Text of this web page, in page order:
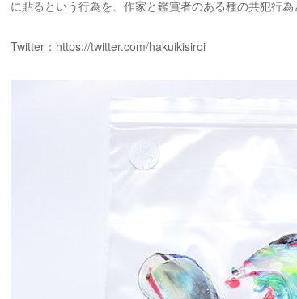
に貼るという行為を、作家と鑑賞者のある種の共犯行
Twitter： https://twitter.com/hakuikisiroi